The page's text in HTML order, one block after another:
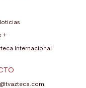
+
Internacional